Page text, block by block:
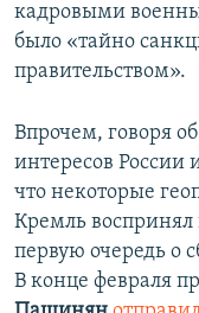
кадровыми
было «тайно
правительством».
Впрочем, говоря
интересов России
что некоторые
Кремль воспринял
первую очередь
В конце февраля